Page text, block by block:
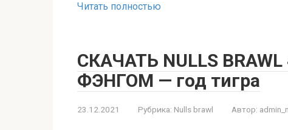
Читать полностью
СКАЧАТЬ NULLS
ФЭНГОМ — год тигра
23.12.2021 Рубрика: Nulls brawl Автор: